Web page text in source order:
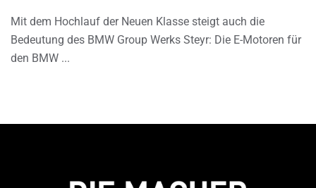
Mit dem Hochlauf der Neuen Klasse steigt auch die
Bedeutung des BMW Group Werks Steyr: Die E-Motoren für
den BMW